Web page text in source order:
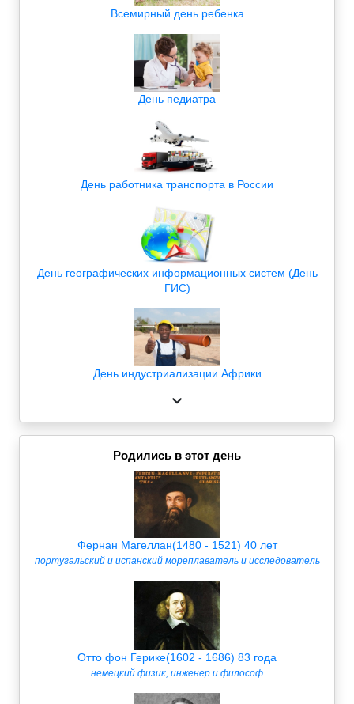
Всемирный день ребенка
День педиатра
День работника транспорта в России
День географических информационных систем (День
ГИС)
День индустриализации Африки
Родились в этот день
Фернан Магеллан(1480 - 1521) 40 лет
португальский и испанский мореплаватель и исследователь
Отто фон Герике(1602 - 1686) 83 года
немецкий физик, инженер и философ